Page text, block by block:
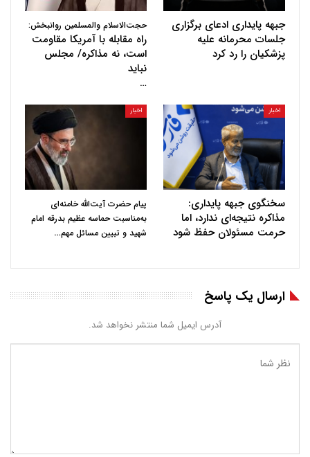
جبهه پایداری ادعای برگزاری
جلسات محرمانه علیه
پزشکیان را رد کرد
حجت‌الاسلام والمسلمین روانبخش:
راه مقابله با آمریکا مقاومت
است، نه مذاکره/ مجلس
نباید
…
اخبار
سخنگوی جبهه پایداری:
مذاکره نتیجه‌ای ندارد، اما
حرمت مسئولان حفظ شود
اخبار
پیام حضرت آیت‌الله خامنه‌ای
به‌مناسبت حماسه عظیم بدرقه امام
شهید و تبیین مسائل مهم…
ارسال یک پاسخ
آدرس ایمیل شما منتشر نخواهد شد.